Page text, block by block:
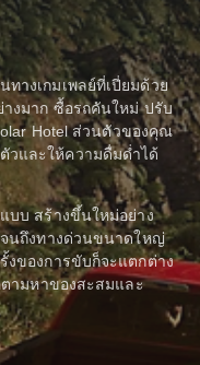
างเกมเพลย์ที่เปี่ยมด้วย
างมาก ซื้อรถคันใหม่ ปรับ
Hotel ส่วนตัวของคุณ
วและให้ความดื่มด่ำได้
บบ สร้างขึ้นใหม่อย่าง
นถึงทางด่วนขนาดใหญ่
ของการขับก็จะแตกต่าง
ามหาของสะสมและ